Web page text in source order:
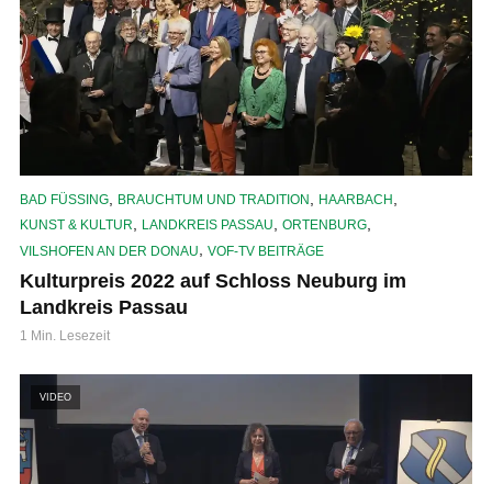
BAD FÜSSING BRAUCHTUM UND TRADITION HAARBACH
KUNST & KULTUR LANDKREIS PASSAU ORTENBURG
VILSHOFEN AN DER DONAU, VOF-TV BEITRÄGE
Kulturpreis 2022 auf Schloss Neuburg im
Landkreis Passau
1 Min. Lesezeit
VIDEO